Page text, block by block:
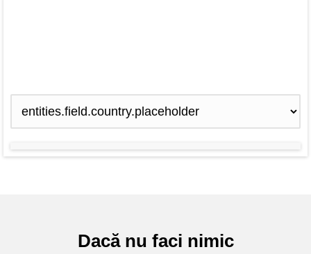
Dacă nu faci nimic